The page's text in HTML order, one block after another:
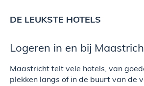
DE LEUKSTE HOTELS
Logeren in en bij
Maastricht telt vele hotels, van
plekken langs of in de buurt van de